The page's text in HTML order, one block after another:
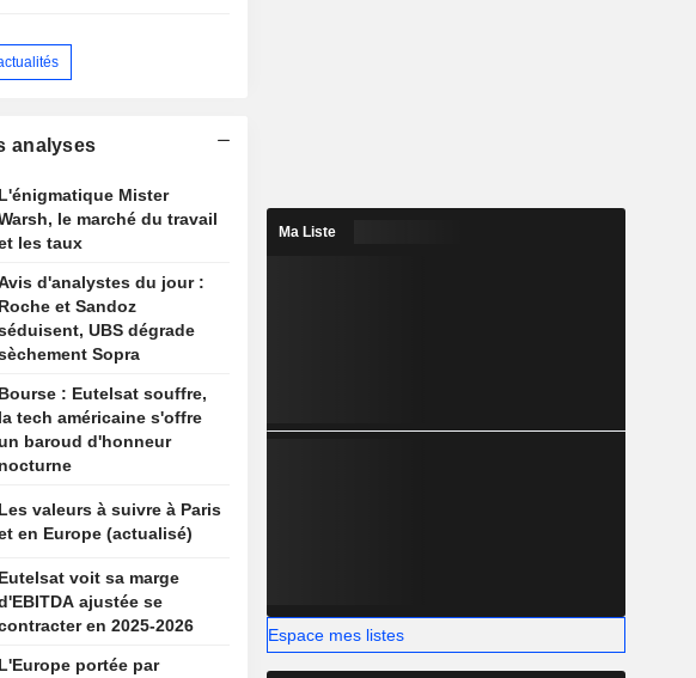
analyses
L'énigmatique Mister
le marché du travail
les taux
d'analystes du jour :
Roche et Sandoz
UBS dégrade
Sopra
Bourse : Eutelsat souffre,
la tech américaine s'offre
baroud d'honneur
nocturne
Les valeurs à suivre à Paris
en Europe (actualisé)
Eutelsat voit sa marge
ajustée se
en 2025-2026
L'Europe portée par
Ma Liste
Espace mes listes